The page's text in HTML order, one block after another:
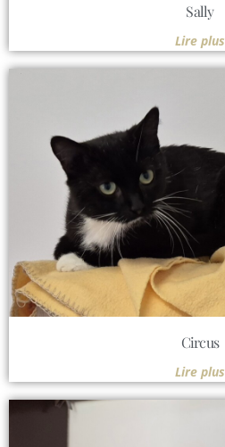
Sally
Lire plus
Circus
Lire plus